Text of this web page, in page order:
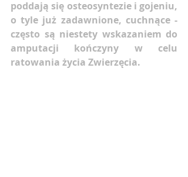
poddają się osteosyntezie i gojeniu,
o tyle już zadawnione, cuchnące -
często są niestety wskazaniem do
amputacji kończyny w celu
ratowania życia Zwierzęcia.